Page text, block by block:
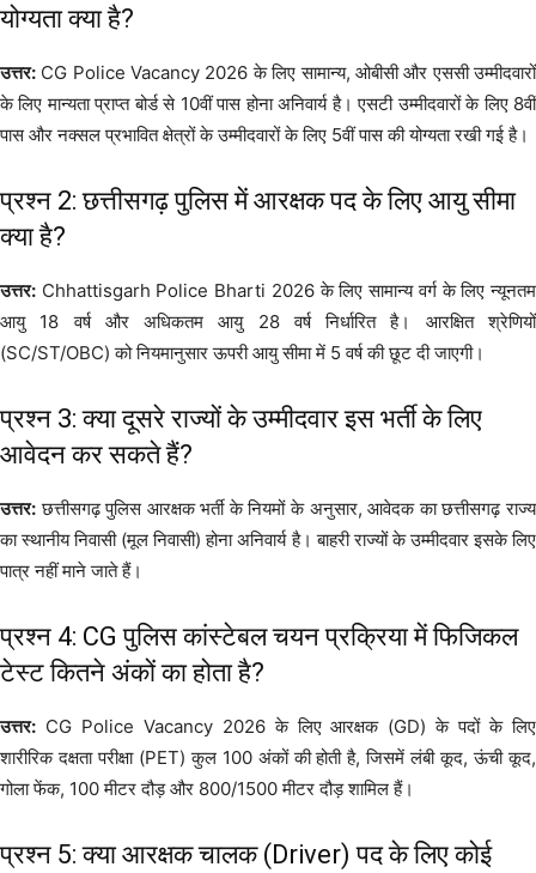
योग्यता क्या है?
उत्तर: CG Police Vacancy 2026 के लिए सामान्य, ओबीसी और एससी उम्मीदवारों
के लिए मान्यता प्राप्त बोर्ड से 10वीं पास होना अनिवार्य है। एसटी उम्मीदवारों के लिए 8वीं
पास और नक्सल प्रभावित क्षेत्रों के उम्मीदवारों के लिए 5वीं पास की योग्यता रखी गई है।
प्रश्न 2: छत्तीसगढ़ पुलिस में आरक्षक पद के लिए आयु सीमा
क्या है?
उत्तर: Chhattisgarh Police Bharti 2026 के लिए सामान्य वर्ग के लिए न्यूनतम
आयु 18 वर्ष और अधिकतम आयु 28 वर्ष निर्धारित है। आरक्षित श्रेणियों
(SC/ST/OBC) को नियमानुसार ऊपरी आयु सीमा में 5 वर्ष की छूट दी जाएगी।
प्रश्न 3: क्या दूसरे राज्यों के उम्मीदवार इस भर्ती के लिए
आवेदन कर सकते हैं?
उत्तर: छत्तीसगढ़ पुलिस आरक्षक भर्ती के नियमों के अनुसार, आवेदक का छत्तीसगढ़ राज्य
का स्थानीय निवासी (मूल निवासी) होना अनिवार्य है। बाहरी राज्यों के उम्मीदवार इसके लिए
पात्र नहीं माने जाते हैं।
प्रश्न 4: CG पुलिस कांस्टेबल चयन प्रक्रिया में फिजिकल
टेस्ट कितने अंकों का होता है?
उत्तर: CG Police Vacancy 2026 के लिए आरक्षक (GD) के पदों के लिए
शारीरिक दक्षता परीक्षा (PET) कुल 100 अंकों की होती है, जिसमें लंबी कूद, ऊंची कूद,
गोला फेंक, 100 मीटर दौड़ और 800/1500 मीटर दौड़ शामिल हैं।
प्रश्न 5: क्या आरक्षक चालक (Driver) पद के लिए कोई